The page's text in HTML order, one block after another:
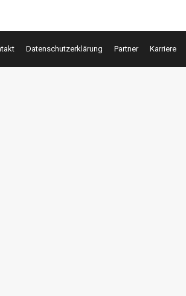
Datenschutzerklärung Partner Karriere